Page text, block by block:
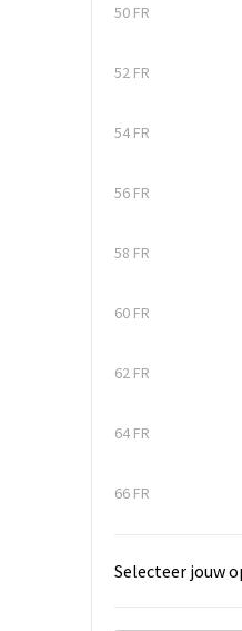
50 FR
52 FR
54 FR
56 FR
58 FR
60 FR
62 FR
64 FR
66 FR
Selecteer jouw